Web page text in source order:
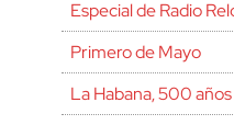
Especial de Radio
Primero de Mayo
La Habana, 500 años